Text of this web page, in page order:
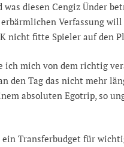
diesen Cengiz Ünder
Verfassung
nicht fitte Spieler auf den
mich von dem richtig
den Tag das nicht mehr
absoluten Egotrip, so
Transferbudget für